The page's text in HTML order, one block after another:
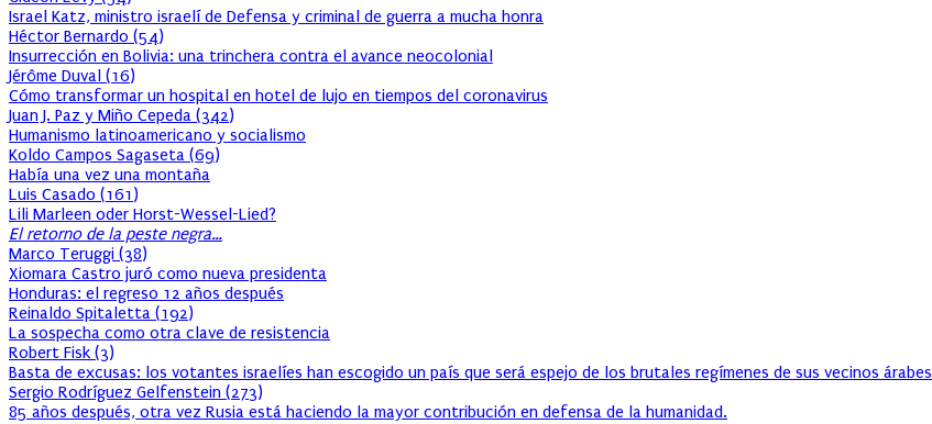
Israel Katz, ministro israelí de Defensa y criminal de guerra a mucha honra
Héctor Bernardo (54)
Insurrección en Bolivia: una trinchera contra el avance neocolonial
Jérôme Duval (16)
Cómo transformar un hospital en hotel de lujo en tiempos del coronavirus
Juan J. Paz y Miño Cepeda (342)
Humanismo latinoamericano y socialismo
Koldo Campos Sagaseta (69)
Había una vez una montaña
Luis Casado (161)
Lili Marleen oder Horst-Wessel-Lied?
El retorno de la peste negra…
Marco Teruggi (38)
Xiomara Castro juró como nueva presidenta
Honduras: el regreso 12 años después
Reinaldo Spitaletta (192)
La sospecha como otra clave de resistencia
Robert Fisk (3)
Basta de excusas: los votantes israelíes han escogido un país que será espejo de los brutales regímenes de sus vecinos árabes
Sergio Rodríguez Gelfenstein (273)
85 años después, otra vez Rusia está haciendo la mayor contribución en defensa de la humanidad.